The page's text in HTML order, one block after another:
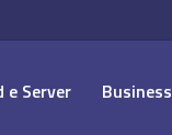
e Server Business